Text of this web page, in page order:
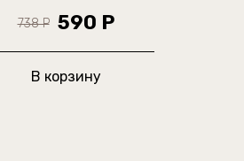
738 Р 590 Р
В корзину